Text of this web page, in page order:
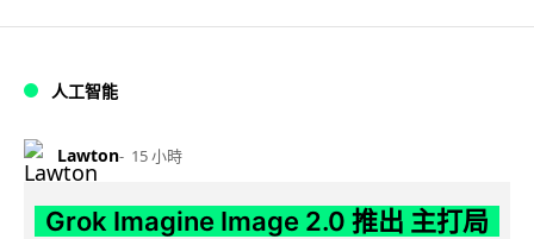
人工智能
Lawton 15 小時
Grok Imagine Image 2.0 推出 主打局